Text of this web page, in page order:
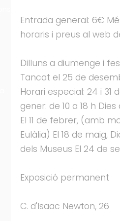
Entrada general: 6€
horaris i preus al web
Dilluns a diumenge i
Tancat el 25 de
Horari especial: 24 i 31
gener: de 10 a 18 h
El 11 de febrer, (amb
Eulàlia) El 18 de maig,
dels Museus El 24 de
Exposició permanent
C. d'Isaac Newton, 26